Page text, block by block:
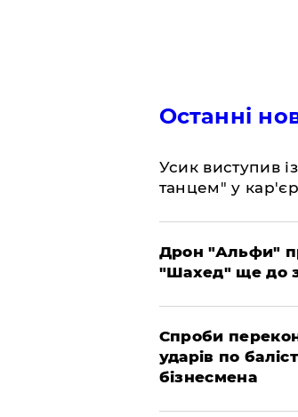
Останні
​Усик виступив
танцем" у
​Дрон "Альфи"
"Шахед" ще до
​Спроби
ударів по
бізнесмена